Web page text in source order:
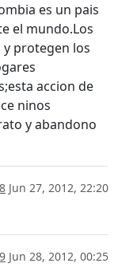
es un pais
el mundo.Los
y protegen los
accion de
ninos
y abandono
Jun 27, 2012, 22:20
Jun 28, 2012, 00:25